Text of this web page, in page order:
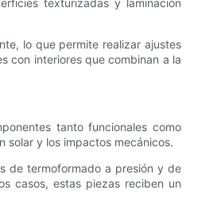
texturizadas y laminación
lo que permite realizar ajustes
con interiores que combinan a la
tanto funcionales como
solar y los impactos mecánicos.
de termoformado a presión y de
casos, estas piezas reciben un